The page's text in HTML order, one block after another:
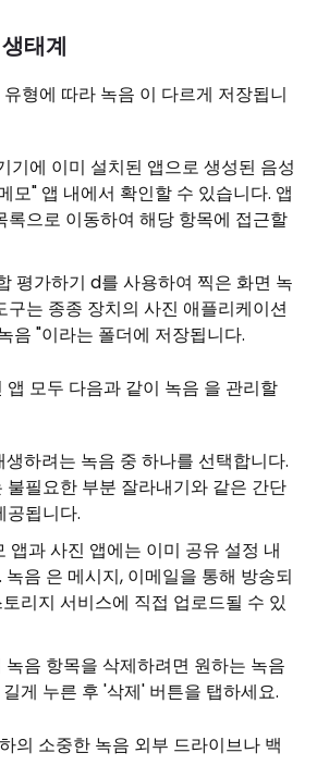
태계
형에 따라 녹음 이 다르게 저장됩니
기에 이미 설치된 앱으로 생성된 음성
모" 앱 내에서 확인할 수 있습니다. 앱
록으로 이동하여 해당 항목에 접근할
평가하기 d를 사용하여 찍은 화면 녹
구는 종종 장치의 사진 애플리케이션
음 "이라는 폴더에 저장됩니다.
앱 모두 다음과 같이 녹음 을 관리할
생하려는 녹음 중 하나를 선택합니다.
불필요한 부분 잘라내기와 같은 간단
공됩니다.
앱과 사진 앱에는 이미 공유 설정 내
음 은 메시지, 이메일을 통해 방송되
리지 서비스에 직접 업로드될 수 있
녹음 항목을 삭제하려면 원하는 녹음
게 누른 후 '삭제' 버튼을 탭하세요.
의 소중한 녹음 외부 드라이브나 백